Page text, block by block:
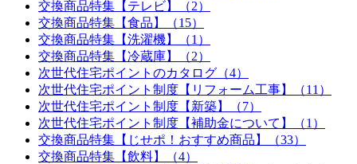
交換商品特集【テレビ】（2）
交換商品特集【食品】（15）
交換商品特集【洗濯機】（1）
交換商品特集【冷蔵庫】（2）
次世代住宅ポイントのカタログ（4）
次世代住宅ポイント制度【リフォーム工事】（11）
次世代住宅ポイント制度【新築】（7）
次世代住宅ポイント制度【補助金について】（1）
交換商品特集【じせポ！おすすめ商品】（33）
交換商品特集【飲料】（4）